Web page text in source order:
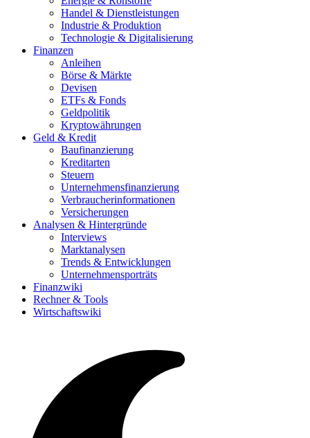
Handel & Dienstleistungen
Industrie & Produktion
Technologie & Digitalisierung
Finanzen
Anleihen
Börse & Märkte
Devisen
ETFs & Fonds
Geldpolitik
Kryptowährungen
Geld & Kredit
Baufinanzierung
Kreditarten
Steuern
Unternehmensfinanzierung
Verbraucherinformationen
Versicherungen
Analysen & Hintergründe
Interviews
Marktanalysen
Trends & Entwicklungen
Unternehmensporträts
Finanzwiki
Rechner & Tools
Wirtschaftswiki